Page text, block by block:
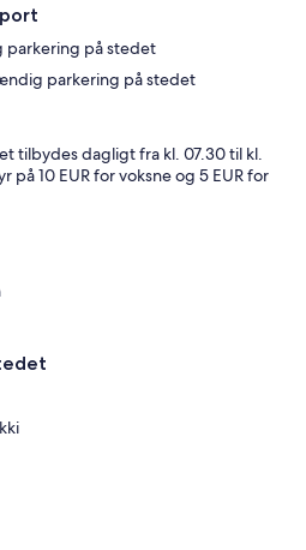
parkering på stedet
parkering på stedet
tilbydes dagligt fra kl. 07.30 til kl.
på 10 EUR for voksne og 5 EUR for